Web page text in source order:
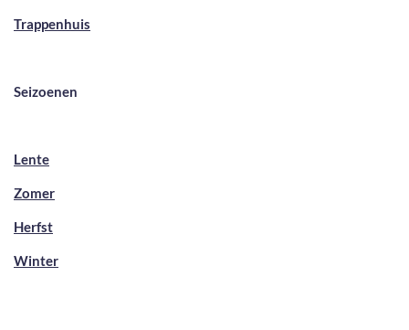
Trappenhuis
Seizoenen
Lente
Zomer
Herfst
Winter